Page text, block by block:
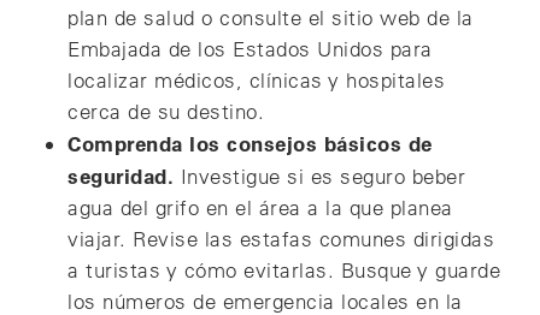
plan de salud o consulte el sitio web de la
Embajada de los Estados Unidos para
localizar médicos, clínicas y hospitales
cerca de su destino.
Comprenda los consejos básicos de
seguridad. Investigue si es seguro beber
agua del grifo en el área a la que planea
viajar. Revise las estafas comunes dirigidas
a turistas y cómo evitarlas. Busque y guarde
los números de emergencia locales en la